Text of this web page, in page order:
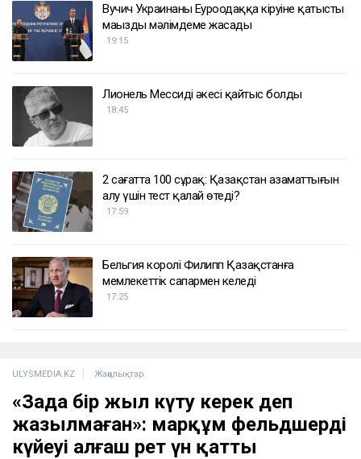
Вучич Украинаның Еуроодаққа кіруіне қатысты
маңызды мәлімдеме жасады
19:15
Лионель Мессидің әкесі қайтыс болды
18:45
2 сағатта 100 сұрақ: Қазақстан азаматтығын
алу үшін тест қалай өтеді?
17:59
Бельгия королі Филипп Қазақстанға
мемлекеттік сапармен келеді
17:25
ULYSMEDIA.KZ Жаңалықтар
«Заңда бір жыл күту керек деп
жазылмаған»: марқұм фельдшердің
күйеуі алғаш рет үн қатты